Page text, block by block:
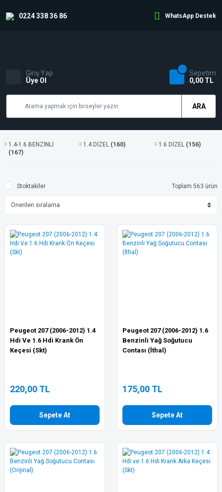
0224 338 36 86 WhatsApp Destek
ARA
Giriş Yap
Üye Ol
Sepetim
0,00 TL
1.4-1.6 BENZİNLİ
(167)
1.4 DİZEL (160) 1.6 DİZEL (156)
Stoktakiler Toplam 563 ürün
Peugeot 207 (2006-2012) 1.4
Hdi Ve 1.6 Hdi Krank Ön
Keçesi (Skt)
220,00 TL
Sepete At
Peugeot 207 (2006-2012) 1.6
Benzinli Yağ Soğutucu
Contası (İthal)
175,00 TL
Sepete At